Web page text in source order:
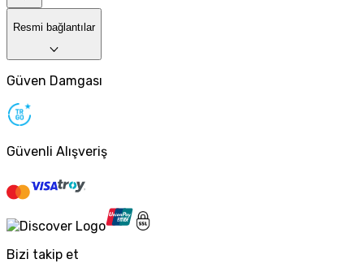
Resmi bağlantılar
Güven Damgası
Güvenli Alışveriş
Bizi takip et